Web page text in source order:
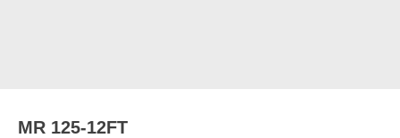
MR 125-12FT